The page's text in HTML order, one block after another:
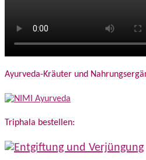
Ayurveda-Kräuter und
Triphala bestellen: